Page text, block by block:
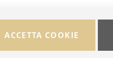
ACCETTA COOKIE